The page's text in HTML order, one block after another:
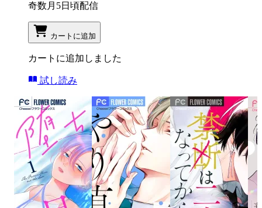
奇数月5日頃配信
カートに追加
カートに追加しました
試し読み